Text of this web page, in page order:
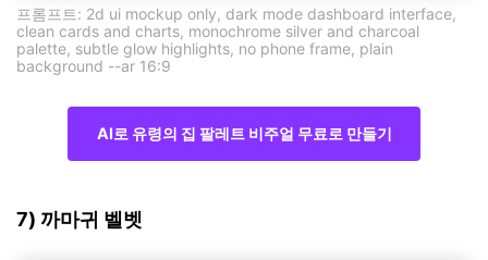
프롬프트: 2d ui mockup only, dark mode dashboard interface,
clean cards and charts, monochrome silver and charcoal
palette, subtle glow highlights, no phone frame, plain
background --ar 16:9
AI로 유령의 집 팔레트 비주얼 무료로 만들기
7) 까마귀 벨벳